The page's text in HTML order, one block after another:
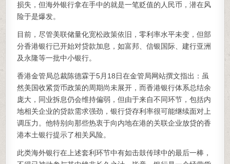
损失，但海外银行拿在手中的就是一笔贬值的人民币，潜在风
险于是爆发。
目前，尽管美联储量化宽松政策依旧，零利率水平未变，但部
分香港银行已开始对贷款加息，如富邦、信银国际、建行亚洲
及永隆等一批中小银行。
香港金管局总裁陈德霖于5月18日在金管局网站撰文指出：虽
然美国收紧货币政策的周期尚未展开，而香港银行体系总结余
庞大，同业拆息仍会维持偏弱，但由于来自不同环节，包括内
地相关企业的贷款需求强劲，银行贷存利率很可能继续面对上
调压力。他特别向那些热衷于向内地在港的关联企业放贷的香
港本土银行提示了相关风险。
此类海外银行在上述套利环节中有如击鼓传球中的最后一棒，